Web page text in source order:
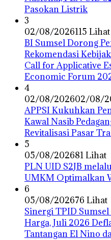
Pasokan Listrik
3
02/08/2026115 Lihat
BI Sumsel Dorong
Rekomendasi
Call for Applicative
Economic Forum
4
02/08/202602/08/
APPSI Kukuhkan
Kawal Nasib
Revitalisasi Pasar
5
05/08/202681 Lihat
PLN UID S2JB
UMKM Optimalkan
6
05/08/202676 Lihat
Sinergi TPID Sumsel
Harga, Juli 2026
Tantangan El Nino